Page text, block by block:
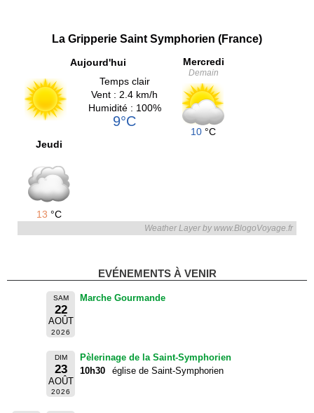
La Gripperie Saint Symphorien (France)
Aujourd'hui
Temps clair
Vent : 2.4 km/h
Humidité : 100%
9°C
Mercredi
Demain
10 °C
Jeudi
13 °C
Weather Layer by www.BlogoVoyage.fr
EVÉNEMENTS À VENIR
SAM
22
AOÛT
2026
Marche Gourmande
DIM
23
AOÛT
2026
Pèlerinage de la Saint-Symphorien
10h30
église de Saint-Symphorien